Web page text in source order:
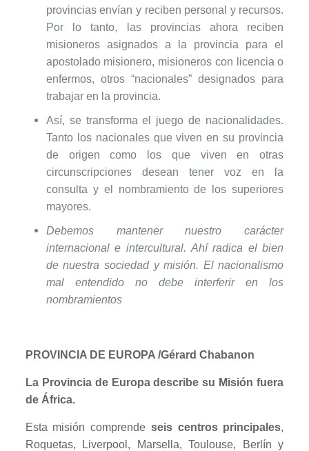
provincias envían y reciben personal y recursos.
Por lo tanto, las provincias ahora reciben
misioneros asignados a la provincia para el
apostolado misionero, misioneros con licencia o
enfermos, otros “nacionales” designados para
trabajar en la provincia.
Así, se transforma el juego de nacionalidades.
Tanto los nacionales que viven en su provincia
de origen como los que viven en otras
circunscripciones desean tener voz en la
consulta y el nombramiento de los superiores
mayores.
Debemos mantener nuestro carácter
internacional e intercultural. Ahí radica el bien
de nuestra sociedad y misión. El nacionalismo
mal entendido no debe interferir en los
nombramientos
PROVINCIA DE EUROPA /Gérard Chabanon
La Provincia de Europa describe su Misión fuera
de África.
Esta misión comprende seis centros principales,
Roquetas, Liverpool, Marsella, Toulouse, Berlín y